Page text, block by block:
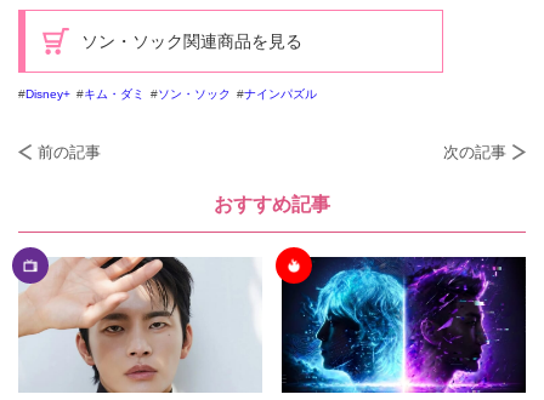
ソン・ソック関連商品を見る
Disney+ キム・ダミ ソン・ソック ナインパズル
前の記事 次の記事
おすすめ記事